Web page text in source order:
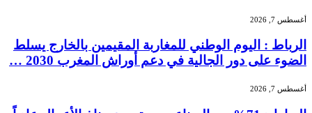
أغسطس 7, 2026
الرباط : اليوم الوطني للمغاربة المقيمين بالخارج يسلط
الضوء على دور الجالية في دعم أوراش المغرب 2030 …
أغسطس 7, 2026